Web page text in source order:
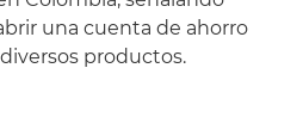
una cuenta de ahorro
productos.